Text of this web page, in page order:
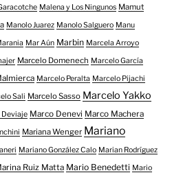
Malena y Los Ningunos Mamut
Manolo Juarez Manolo Salguero Manu
Mar Aún Marbin Marcela Arroyo
Marcelo Domenech Marcelo García
Marcelo Peralta Marcelo Pijachi
Sali Marcelo Sasso Marcelo Yakko
Deviaje Marco Denevi Marco Machera
Mariana Wenger Mariano
Mariano González Calo Marian Rodríguez
Ruiz Matta Mario Benedetti Mario